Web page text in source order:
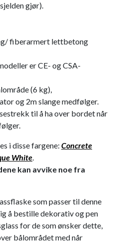
gjør).
fiberarmert lettbetong
er CE- og CSA-
(6 kg),
og 2m slange medfølger.
til å ha over bordet når
i disse fargene: Concrete
White.
kan avvike noe fra
som passer til denne
å bestille dekorativ og pen
for de som ønsker dette,
bålområdet med når